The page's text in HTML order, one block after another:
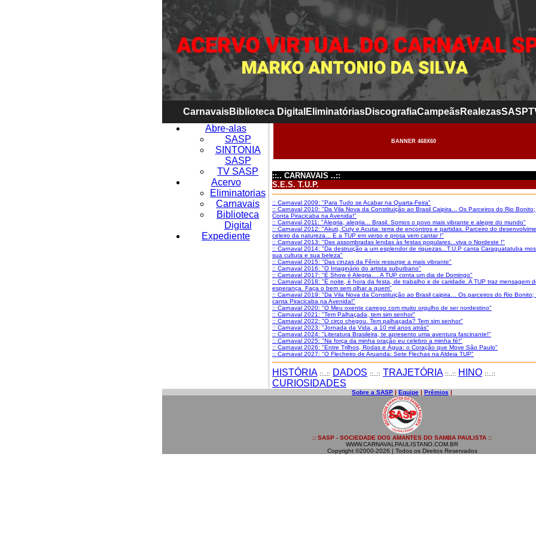
CarnavaisBiblioteca Digital EliminatóriasDiscografiaCampeãsRealezasSASP
Abre-alas
SASP
SINTONIA
SASP
TV SASP
Acervo
Eliminatorias
Carnavais
Biblioteca
Digital
Expediente
BANNER 468X60
::.. CARNAVAIS ..::
S.E.S. T.U.P.
:: Carnaval 2009: "Para Tudo se Acabar na Quarta-Feira"
:: Carnaval 2010: "Da Vila Nova da Constituição ao Brasil Caipira... Os Parceiros do Rio
Conta Piracicaba na Avenida!"
:: Carnaval 2011: "Alegria, alegria... Brasil. Somos o povo mais vibrante e alegre do mundo"
:: Carnaval 2012: "Akuti, Cuty e Acutia: terra de encontros e partidas. Parceiro do
celeiro da natureza... E a TUP em verso e prosa vem cantar !"
:: Carnaval 2013: "Das assombradas lendas às festas populares...viva o Nordeste !"
:: Carnaval 2014: "Da destruição a um esplendor de riquezas...T.U.P canta Caraguatatuba
sua cultura e sua beleza"
:: Carnaval 2015: "Das cinzas da Fênix ressurge a mais vibrante"
:: Carnaval 2016: "O Imaginário do artista suburbano"
:: Carnaval 2017: "É Show é Alegria.... A TUP conta um dia de Domingo"
:: Carnaval 2018: "É noite, é hora da festa, de trabalho e de caridade. A TUP traz mensagem
esperança. Faça o bem sem olhar a quem"
:: Carnaval 2019: "Da Vila Nova da Constituição ao Brasil caipira… Os parceiros do Rio Bonito;
canta Piracicaba na Avenida!"
:: Carnaval 2020: "O Meu oxente carrego com muito orgulho de ser nordestino"
:: Carnaval 2021: "Tem Palhaçada, tem sim senhor"
:: Carnaval 2022: "O circo chegou. Tem palhaçada? Tem sim senhor"
:: Carnaval 2023: "Jornada da Vida, a 10 mil anos atrás"
:: Carnaval 2024: "Literatura Brasileira, te apresento uma aventura fascinante!"
:: Carnaval 2025: "Na força da minha oração eu celebro a minha fé!"
:: Carnaval 2026: "Entre Trilhos, Rodas e Água: o Coração que Move São Paulo"
:: Carnaval 2027: "O Flecheiro de Aruanda: Sete Flechas na Aldeia TUP"
HISTÓRIA ::..:: DADOS ::..:: TRAJETÓRIA ::..:: HINO ::..::
CURIOSIDADES
Sobre a SASP | Equipe | Prêmios |
:: SASP - SOCIEDADE DOS AMANTES DO SAMBA PAULISTA ::
WWW.CARNAVALPAULISTANO.COM.BR
Copyright ©2000-2026 | Todos os Direitos Reservados